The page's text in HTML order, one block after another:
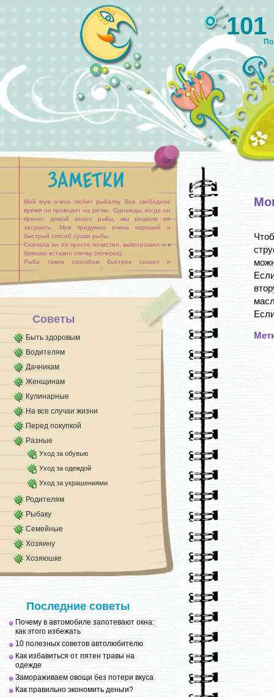
Мой муж очень любит рыбалку. Все свободное
время он проводит на речке. Однажды, когда он
принес домой много рыбы, мы решили ее
засушить. Муж придумал очень хороший и
быстрый способ сушки рыбы.
Сначала он ее просто почистил, выпотрошил и в
брюшко вставил спичку (поперек).
Рыба таким способом быстрее сохнет и
получается очень вкусной, если перед тем как
Советы
Быть здоровым
Водителям
Дачникам
Женщинам
Кулинарные
На все случаи жизни
Перед покупкой
Разные
Уход за обувью
Уход за одеждой
Уход за украшениями
Родителям
Рыбаку
Семейные
Хозяину
Хозяюшке
Последние советы
Почему в автомобиле запотевают окна:
как этого избежать
10 полезных советов автолюбителю
Как избавиться от пятен травы на
одежде
Замораживаем овощи без потери вкуса
Как правильно экономить деньги?